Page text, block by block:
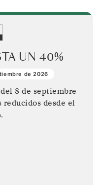
UN 40%
de 2026
8 de septiembre
reducidos desde el